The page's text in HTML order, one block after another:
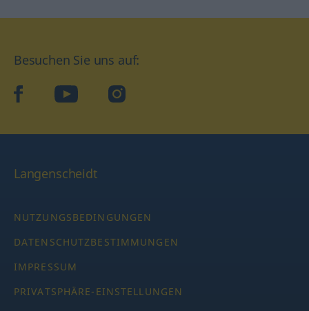
Besuchen Sie uns auf:
facebook YouTube Instagram
Langenscheidt
NUTZUNGSBEDINGUNGEN
DATENSCHUTZBESTIMMUNGEN
IMPRESSUM
PRIVATSPHÄRE-EINSTELLUNGEN